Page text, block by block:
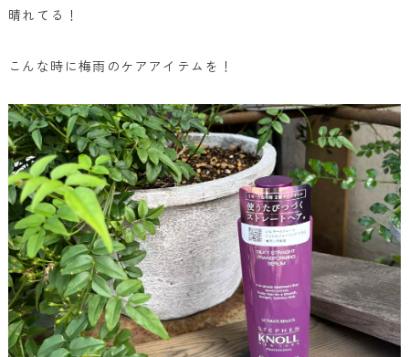
晴れてる！
こんな時に梅雨のケアアイテムを！